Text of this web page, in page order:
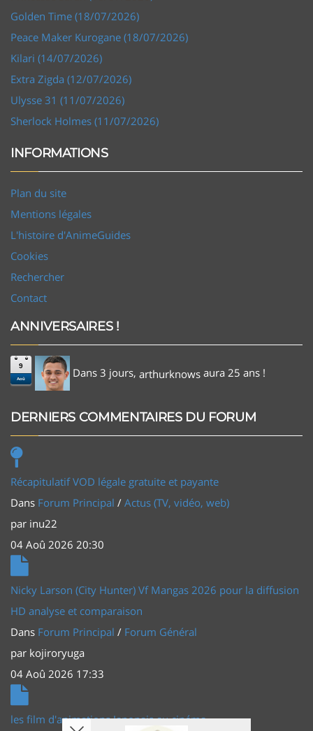
Golden Time (18/07/2026)
Peace Maker Kurogane (18/07/2026)
Kilari (14/07/2026)
Extra Zigda (12/07/2026)
Ulysse 31 (11/07/2026)
Sherlock Holmes (11/07/2026)
INFORMATIONS
Plan du site
Mentions légales
L'histoire d'AnimeGuides
Cookies
Rechercher
Contact
ANNIVERSAIRES !
9
Aoû Dans 3 jours, arthurknows aura 25 ans !
DERNIERS COMMENTAIRES DU FORUM
Récapitulatif VOD légale gratuite et payante
Dans Forum Principal / Actus (TV, vidéo, web)
par inu22
04 Aoû 2026 20:30
Nicky Larson (City Hunter) Vf Mangas 2026 pour la diffusion
HD analyse et comparaison
Dans Forum Principal / Forum Général
par kojiroryuga
04 Aoû 2026 17:33
les film d'animations Japonais au cinéma